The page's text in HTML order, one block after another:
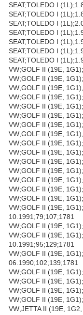
SEAT;TOLEDO I
SEAT;TOLEDO I
SEAT;TOLEDO I
SEAT;TOLEDO I
SEAT;TOLEDO I
SEAT;TOLEDO I
SEAT;TOLEDO I
VW;GOLF II (19E,
VW;GOLF II (19E,
VW;GOLF II (19E,
VW;GOLF II (19E,
VW;GOLF II (19E,
VW;GOLF II (19E,
VW;GOLF II (19E,
VW;GOLF II (19E,
VW;GOLF II (19E,
VW;GOLF II (19E,
VW;GOLF II (19E,
VW;GOLF II (19E,
VW;GOLF II (19E,
VW;GOLF II (19E,
VW;GOLF II (19E,
VW;GOLF II (19E,
10.1991;79;107;1781
VW;GOLF II (19E,
VW;GOLF II (19E,
10.1991;95;129;1781
VW;GOLF II (19E,
06.1990;102;139;1781
VW;GOLF II (19E,
VW;GOLF II (19E,
VW;GOLF II (19E,
VW;GOLF II (19E,
VW;JETTA II (19E,